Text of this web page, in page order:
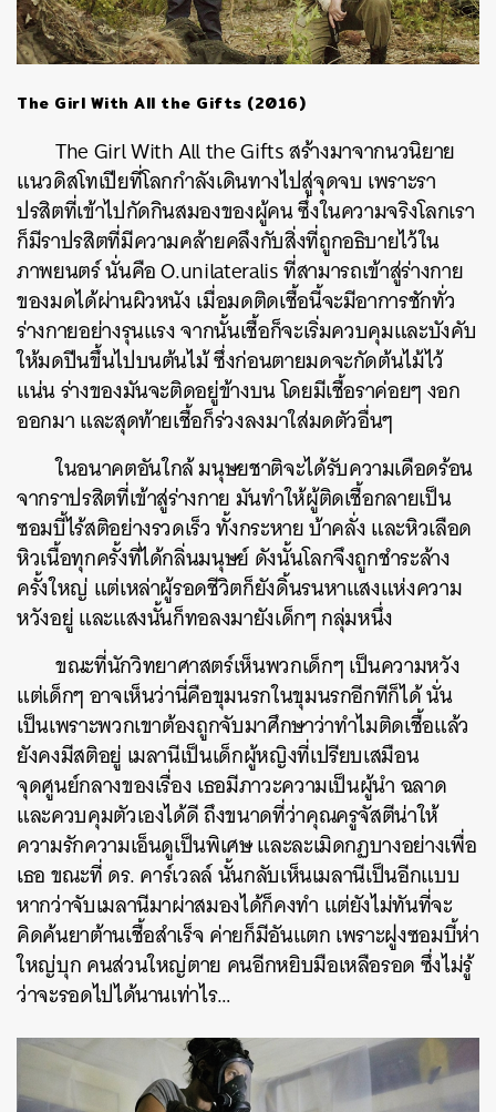
The Girl With All the Gifts (2016)
The Girl With All the Gifts สร้างมาจากนวนิยาย
แนวดิสโทเปียที่โลกกำลังเดินทางไปสู่จุดจบ เพราะรา
ปรสิตที่เข้าไปกัดกินสมองของผู้คน ซึ่งในความจริงโลกเรา
ก็มีราปรสิตที่มีความคล้ายคลึงกับสิ่งที่ถูกอธิบายไว้ใน
ภาพยนตร์ นั่นคือ O.unilateralis ที่สามารถเข้าสู่ร่างกาย
ของมดได้ผ่านผิวหนัง เมื่อมดติดเชื้อนี้จะมีอาการชักทั่ว
ร่างกายอย่างรุนแรง จากนั้นเชื้อก็จะเริ่มควบคุมและบังคับ
ให้มดปีนขึ้นไปบนต้นไม้ ซึ่งก่อนตายมดจะกัดต้นไม้ไว้
แน่น ร่างของมันจะติดอยู่ข้างบน โดยมีเชื้อราค่อยๆ งอก
ออกมา และสุดท้ายเชื้อก็ร่วงลงมาใส่มดตัวอื่นๆ
ในอนาคตอันใกล้ มนุษยชาติจะได้รับความเดือดร้อน
จากราปรสิตที่เข้าสู่ร่างกาย มันทำให้ผู้ติดเชื้อกลายเป็น
ซอมบี้ไร้สติอย่างรวดเร็ว ทั้งกระหาย บ้าคลั่ง และหิวเลือด
หิวเนื้อทุกครั้งที่ได้กลิ่นมนุษย์ ดังนั้นโลกจึงถูกชำระล้าง
ครั้งใหญ่ แต่เหล่าผู้รอดชีวิตก็ยังดิ้นรนหาแสงแห่งความ
หวังอยู่ และแสงนั้นก็ทอลงมายังเด็กๆ กลุ่มหนึ่ง
ขณะที่นักวิทยาศาสตร์เห็นพวกเด็กๆ เป็นความหวัง
แต่เด็กๆ อาจเห็นว่านี่คือขุมนรกในขุมนรกอีกทีก็ได้ นั่น
เป็นเพราะพวกเขาต้องถูกจับมาศึกษาว่าทำไมติดเชื้อแล้ว
ยังคงมีสติอยู่ เมลานีเป็นเด็กผู้หญิงที่เปรียบเสมือน
จุดศูนย์กลางของเรื่อง เธอมีภาวะความเป็นผู้นำ ฉลาด
และควบคุมตัวเองได้ดี ถึงขนาดที่ว่าคุณครูจัสตีน่าให้
ความรักความเอ็นดูเป็นพิเศษ และละเมิดกฏบางอย่างเพื่อ
เธอ ขณะที่ ดร. คาร์เวลล์ นั้นกลับเห็นเมลานีเป็นอีกแบบ
หากว่าจับเมลานีมาผ่าสมองได้ก็คงทำ แต่ยังไม่ทันที่จะ
คิดค้นยาต้านเชื้อสำเร็จ ค่ายก็มีอันแตก เพราะฝูงซอมบี้ห่า
ใหญ่บุก คนส่วนใหญ่ตาย คนอีกหยิบมือเหลือรอด ซึ่งไม่รู้
ว่าจะรอดไปได้นานเท่าไร…
ค้นหา
SHARE TWEET LINE